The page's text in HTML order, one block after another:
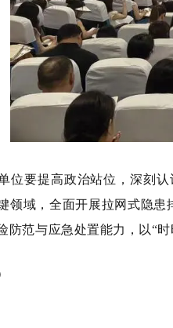
位要提高政治站位，深刻
领域，全面开展拉网式隐
防范与应急处置能力，以“